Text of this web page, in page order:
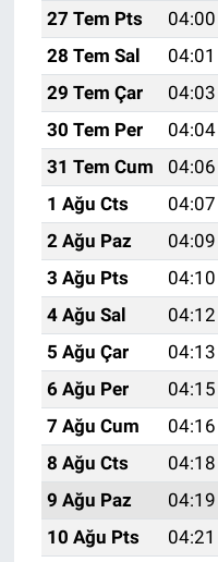
27 Tem Pts
04:00
28 Tem Sal
04:01
29 Tem Çar
04:03
30 Tem Per
04:04
31 Tem Cum
04:06
1 Ağu Cts
04:07
2 Ağu Paz
04:09
3 Ağu Pts
04:10
4 Ağu Sal
04:12
5 Ağu Çar
04:13
6 Ağu Per
04:15
7 Ağu Cum
04:16
8 Ağu Cts
04:18
9 Ağu Paz
04:19
10 Ağu Pts
04:21